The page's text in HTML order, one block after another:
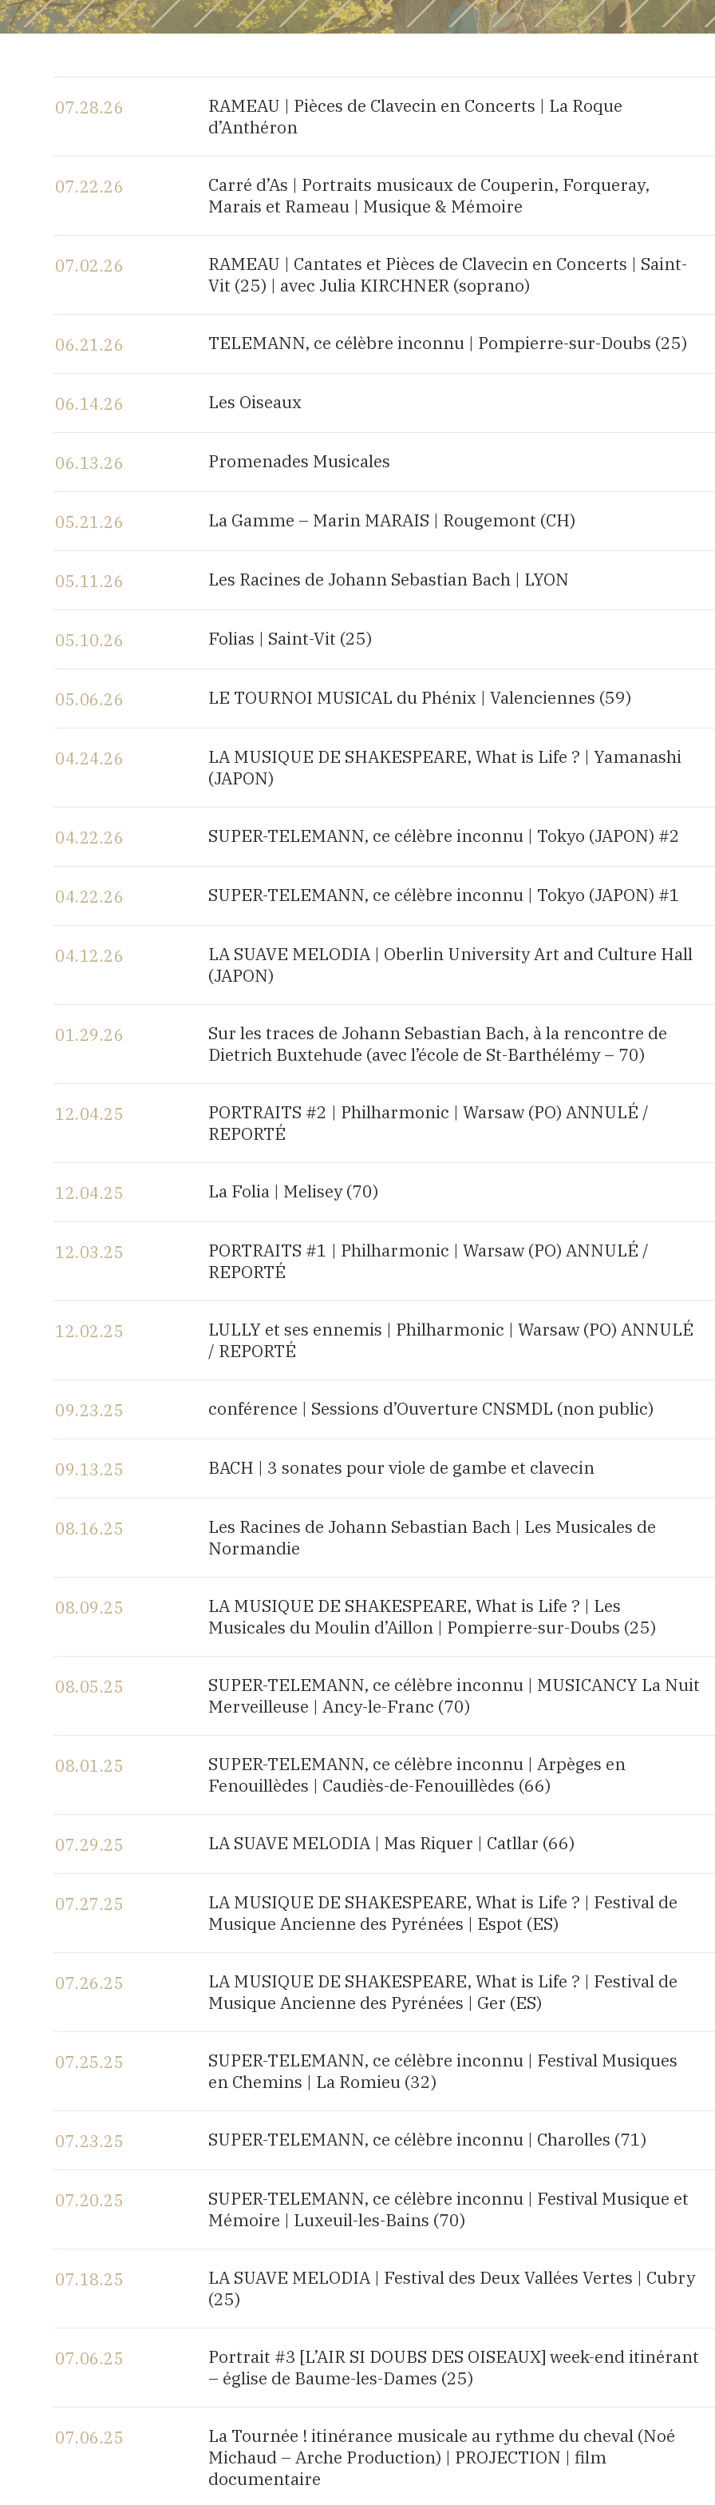
07.28.26
RAMEAU | Pièces de Clavecin en Concerts | La Roque
d’Anthéron
07.22.26
Carré d’As | Portraits musicaux de Couperin, Forqueray,
Marais et Rameau | Musique & Mémoire
07.02.26
RAMEAU | Cantates et Pièces de Clavecin en Concerts | Saint-
Vit (25) | avec Julia KIRCHNER (soprano)
06.21.26 TELEMANN, ce célèbre inconnu | Pompierre-sur-Doubs (25)
06.14.26 Les Oiseaux
06.13.26 Promenades Musicales
05.21.26 La Gamme – Marin MARAIS | Rougemont (CH)
05.11.26 Les Racines de Johann Sebastian Bach | LYON
05.10.26 Folias | Saint-Vit (25)
05.06.26 LE TOURNOI MUSICAL du Phénix | Valenciennes (59)
04.24.26
LA MUSIQUE DE SHAKESPEARE, What is Life ? | Yamanashi
(JAPON)
04.22.26 SUPER-TELEMANN, ce célèbre inconnu | Tokyo (JAPON) #2
04.22.26 SUPER-TELEMANN, ce célèbre inconnu | Tokyo (JAPON) #1
04.12.26
LA SUAVE MELODIA | Oberlin University Art and Culture Hall
(JAPON)
01.29.26
Sur les traces de Johann Sebastian Bach, à la rencontre de
Dietrich Buxtehude (avec l’école de St-Barthélémy – 70)
12.04.25
PORTRAITS #2 | Philharmonic | Warsaw (PO) ANNULÉ /
REPORTÉ
12.04.25 La Folia | Melisey (70)
12.03.25
PORTRAITS #1 | Philharmonic | Warsaw (PO) ANNULÉ /
REPORTÉ
12.02.25
LULLY et ses ennemis | Philharmonic | Warsaw (PO) ANNULÉ
/ REPORTÉ
09.23.25 conférence | Sessions d’Ouverture CNSMDL (non public)
09.13.25 BACH | 3 sonates pour viole de gambe et clavecin
08.16.25
Les Racines de Johann Sebastian Bach | Les Musicales de
Normandie
08.09.25
LA MUSIQUE DE SHAKESPEARE, What is Life ? | Les
Musicales du Moulin d’Aillon | Pompierre-sur-Doubs (25)
08.05.25
SUPER-TELEMANN, ce célèbre inconnu | MUSICANCY La Nuit
Merveilleuse | Ancy-le-Franc (70)
08.01.25
SUPER-TELEMANN, ce célèbre inconnu | Arpèges en
Fenouillèdes | Caudiès-de-Fenouillèdes (66)
07.29.25 LA SUAVE MELODIA | Mas Riquer | Catllar (66)
07.27.25
LA MUSIQUE DE SHAKESPEARE, What is Life ? | Festival de
Musique Ancienne des Pyrénées | Espot (ES)
07.26.25
LA MUSIQUE DE SHAKESPEARE, What is Life ? | Festival de
Musique Ancienne des Pyrénées | Ger (ES)
07.25.25
SUPER-TELEMANN, ce célèbre inconnu | Festival Musiques
en Chemins | La Romieu (32)
07.23.25 SUPER-TELEMANN, ce célèbre inconnu | Charolles (71)
07.20.25
SUPER-TELEMANN, ce célèbre inconnu | Festival Musique et
Mémoire | Luxeuil-les-Bains (70)
07.18.25
LA SUAVE MELODIA | Festival des Deux Vallées Vertes | Cubry
(25)
07.06.25
Portrait #3 [L’AIR SI DOUBS DES OISEAUX] week-end itinérant
– église de Baume-les-Dames (25)
07.06.25
La Tournée ! itinérance musicale au rythme du cheval (Noé
Michaud – Arche Production) | PROJECTION | film
documentaire